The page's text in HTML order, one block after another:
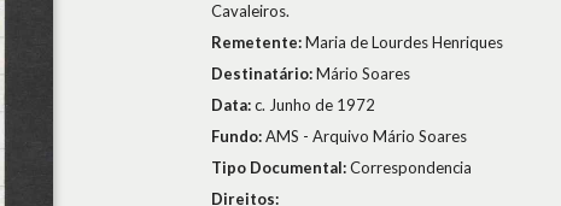
Cavaleiros.
Remetente:Maria de Lourdes Henriques
Destinatário:Mário Soares
Data:c. Junho de 1972
Fundo:AMS - Arquivo Mário Soares
Tipo Documental:Correspondencia
Direitos: